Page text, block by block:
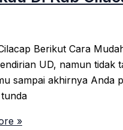
Berikut Cara
UD, namun tidak
sampai akhirnya Anda
»